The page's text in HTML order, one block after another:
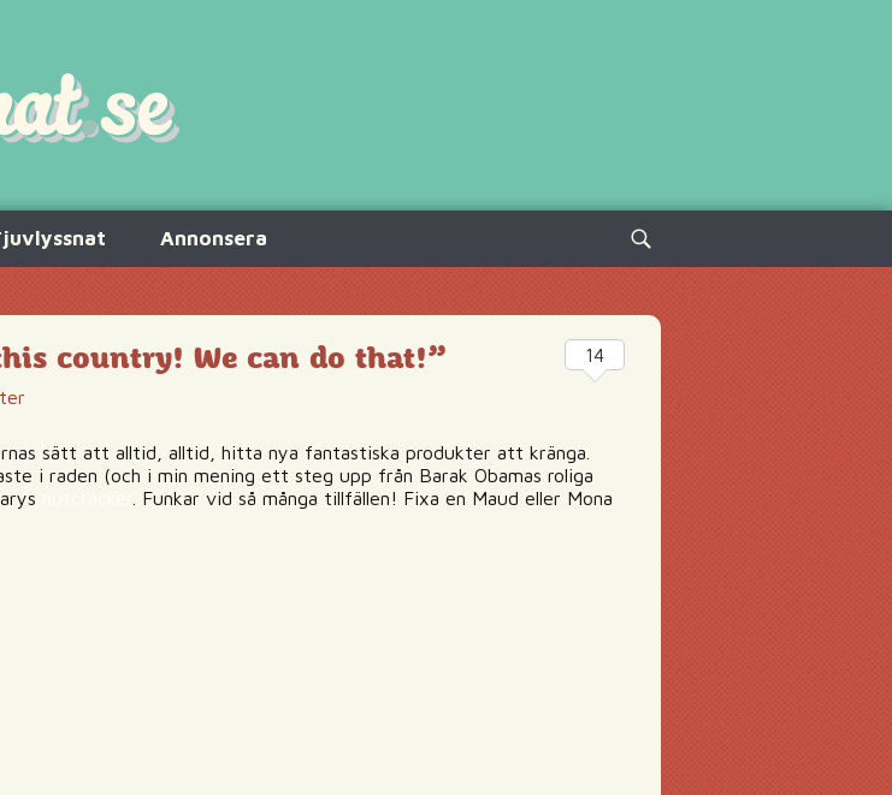
Annonsera
Sök
efter:
country! We can do that!”
sätt att alltid, alltid, hitta nya fantastiska produkter att kränga.
i raden (och i min mening ett steg upp från Barak Obamas roliga
. Funkar vid så många tillfällen! Fixa en Maud eller Mona
14